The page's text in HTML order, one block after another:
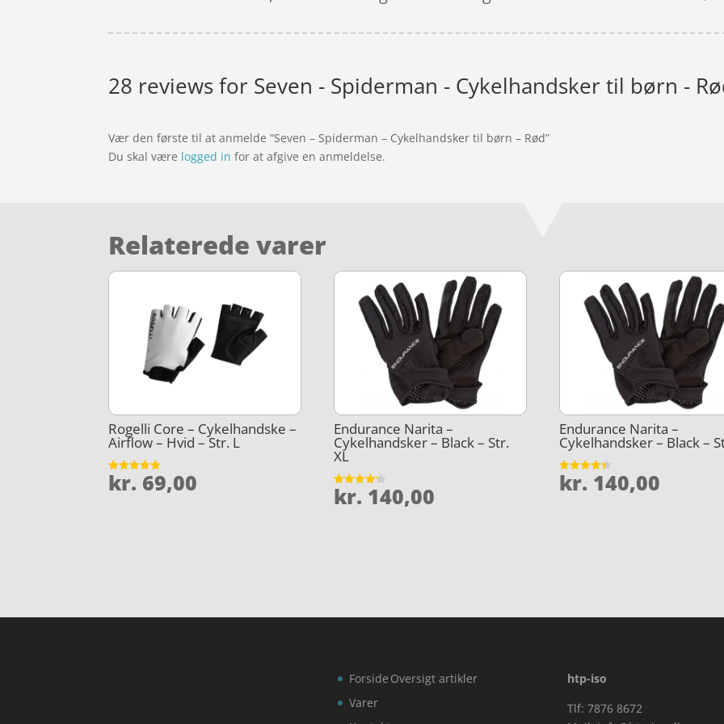
28 reviews for Seven - Spiderman - Cykelhandsker til børn -
Vær den første til at anmelde “Seven – Spiderman – Cykelhandsker til børn – Rød”
Du skal være logged in for at afgive en anmeldelse.
Relaterede varer
Rogelli Core – Cykelhandske –
Airflow – Hvid – Str. L
Vurderet
4.8
kr. 69,00
Endurance Narita –
Cykelhandsker – Black – Str.
XL
Vurderet
4.2
kr. 140,00
Endurance Narita –
Cykelhandsker – Black –
Vurderet
4.4
kr. 140,00
Forside
Varer
Oversigt artikler
htp-iso
Tlf: 7876 8672